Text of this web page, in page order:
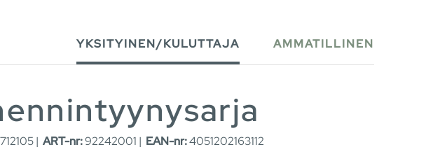
YKSITYINEN/KULUTTAJA AMMATILLINEN
| ART-nr:92242001 | EAN-nr:4051202163112